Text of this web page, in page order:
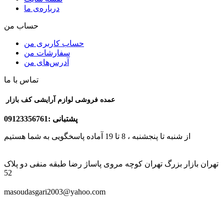
درباره‌ی ما
حساب من
حساب کاربری من
سفارشات من
آدرس‌های من
تماس با ما
پشتبانی :09123356761
از شنبه تا پنجشنبه ، 8 تا 19 آماده پاسخگویی به شما هستیم
تهران بازار بزرگ تهران کوچه مروی پاساژ رضا طبقه منفی دو پلاک
52
masoudasgari2003@yahoo.com